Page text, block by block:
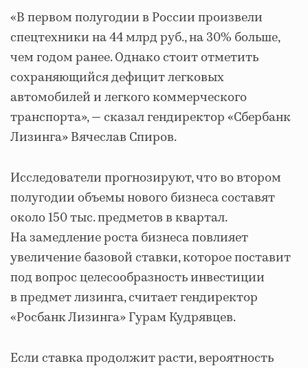
«В первом полугодии в России произвели
спецтехники на 44 млрд руб., на 30% больше,
чем годом ранее. Однако стоит отметить
сохраняющийся дефицит легковых
автомобилей и легкого коммерческого
транспорта», — сказал гендиректор «Сбербанк
Лизинга» Вячеслав Спиров.
Исследователи прогнозируют, что во втором
полугодии объемы нового бизнеса составят
около 150 тыс. предметов в квартал.
На замедление роста бизнеса повлияет
увеличение базовой ставки, которое поставит
под вопрос целесообразность инвестиции
в предмет лизинга, считает гендиректор
«Росбанк Лизинга» Гурам Кудрявцев.
Если ставка продолжит расти, вероятность